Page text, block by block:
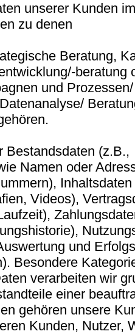
unserer Kunden
zu denen
Beratung,
beratung
und
Bestandsdaten (z.B.,
Namen oder
Videos),
und
Besondere
verarbeiten wir
einer
gehören unsere
Kunden, Nutzer,